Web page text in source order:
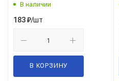
В наличии
183₽/шт
В КОРЗИНУ